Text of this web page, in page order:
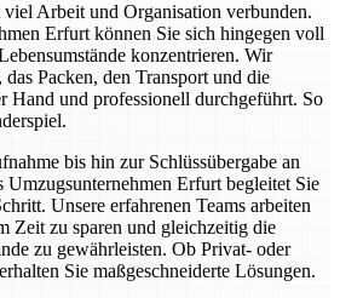
Arbeit und Organisation verbunden.
Erfurt können Sie sich hingegen voll
konzentrieren. Wir
Packen, den Transport und die
Hand und professionell durchgeführt. So
bis hin zur Schlüssübergabe an
Umzugsunternehmen Erfurt begleitet Sie
Unsere erfahrenen Teams arbeiten
Zeit zu sparen und gleichzeitig die
zu gewährleisten. Ob Privat- oder
Sie maßgeschneiderte Lösungen.